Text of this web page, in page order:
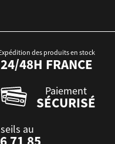
des produits en stock
24/48H FRANCE
Paiement
SÉCURISÉ
au